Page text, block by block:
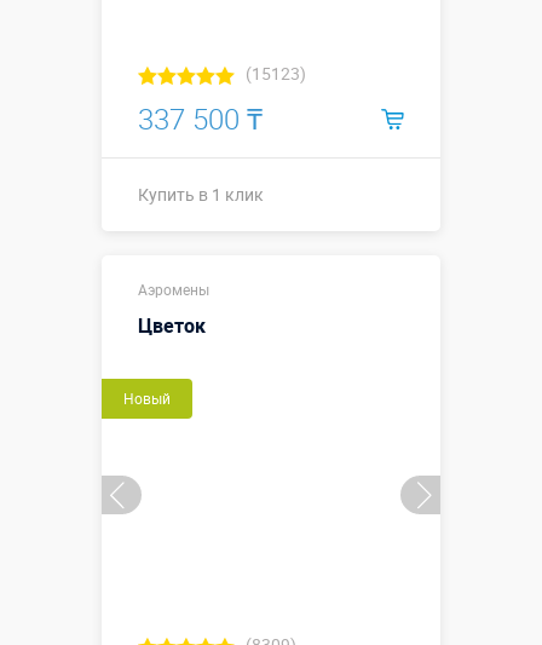
(15123)
337 500 ₸
Купить в 1 клик
Аэромены
Цветок
Новый